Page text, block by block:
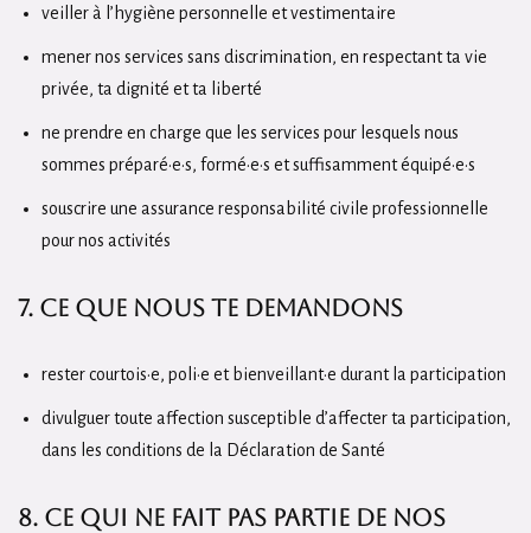
veiller à l’hygiène personnelle et vestimentaire
mener nos services sans discrimination, en respectant ta vie
privée, ta dignité et ta liberté
ne prendre en charge que les services pour lesquels nous
sommes préparé·e·s, formé·e·s et suffisamment équipé·e·s
souscrire une assurance responsabilité civile professionnelle
pour nos activités
7. Ce que nous te demandons
rester courtois·e, poli·e et bienveillant·e durant la participation
divulguer toute affection susceptible d’affecter ta participation,
dans les conditions de la Déclaration de Santé
8. Ce qui ne fait pas partie de nos